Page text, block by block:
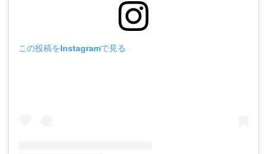
この投稿をInstagramで見る